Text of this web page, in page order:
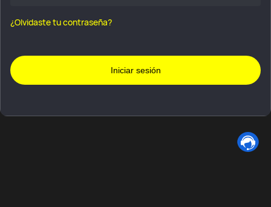
¿Olvidaste tu contraseña?
Iniciar sesión